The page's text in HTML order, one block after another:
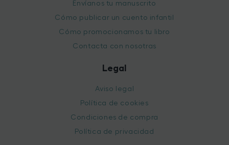
Envíanos tu manuscrito
Cómo publicar un cuento infantil
Cómo promocionamos tu libro
Contacta con nosotras
Legal
Aviso legal
Política de cookies
Condiciones de compra
Política de privacidad